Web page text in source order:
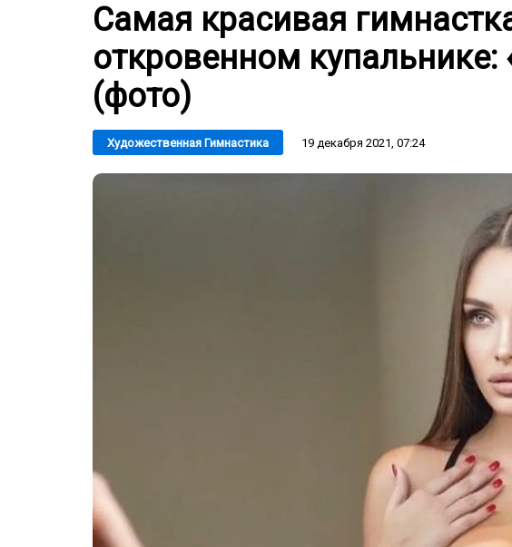
Самая красивая
откровенном
(фото)
Художественная Гимнастика 19 декабря 2021, 07:24